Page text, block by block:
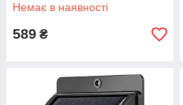
Немає в наявності
589 ₴